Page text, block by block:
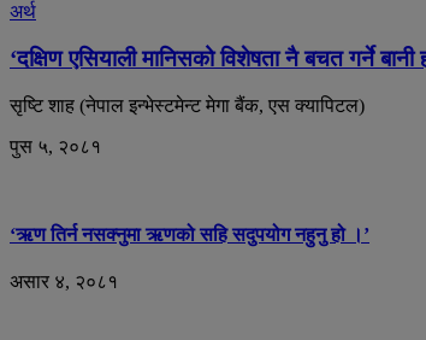
अर्थ
‘दक्षिण एसियाली मानिसको विशेषता नै बचत गर्ने बानी
सृष्टि शाह (नेपाल इन्भेस्टमेन्ट मेगा बैंक, एस क्यापिटल)
पुस ५, २०८१
‘ऋण तिर्न नसक्नुमा ऋणको सहि सदुपयोग नहुनु हो ।’
असार ४, २०८१